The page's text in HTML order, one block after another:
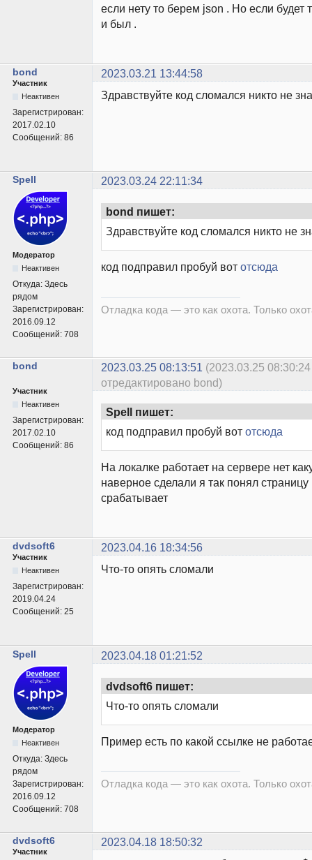
если нету то берем json . Но если будет
и был .
bond 2023.03.21 13:44:58
Участник
Неактивен
Зарегистрирован:
2017.02.10
Сообщений: 86
Здравствуйте код сломался никто не
Spell 2023.03.24 22:11:34
Модератор
Неактивен
Откуда: Здесь
рядом
Зарегистрирован:
2016.09.12
Сообщений: 708
bond пишет:
Здравствуйте код сломался никто не
код подправил пробуй вот отсюда
Отладка кода — это как охота. Только
bond 2023.03.25 08:13:51 (2023.03.25 08:30:24
отредактировано bond)
Участник
Неактивен
Зарегистрирован:
2017.02.10
Сообщений: 86
Spell пишет:
код подправил пробуй вот отсюда
На локалке работает на сервере нет
наверное сделали я так понял страницу
срабатывает
dvdsoft6 2023.04.16 18:34:56
Участник
Неактивен
Зарегистрирован:
2019.04.24
Сообщений: 25
Что-то опять сломали
Spell 2023.04.18 01:21:52
Модератор
Неактивен
Откуда: Здесь
рядом
Зарегистрирован:
2016.09.12
Сообщений: 708
dvdsoft6 пишет:
Что-то опять сломали
Пример есть по какой ссылке не
Отладка кода — это как охота. Только
dvdsoft6 2023.04.18 18:50:32
Участник